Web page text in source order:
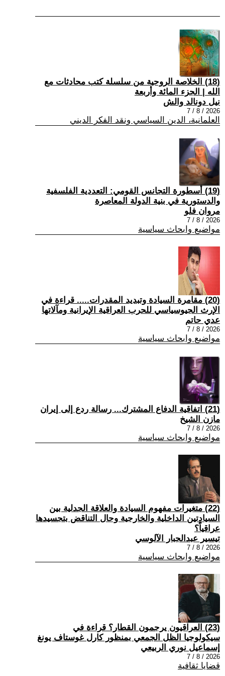
(18) الخلاصة الروحية من سلسلة كتب محادثات مع
الله | الجزء المائة وأربعة
نيل دونالد والش
2026 / 8 / 7
العلمانية، الدين السياسي ونقد الفكر الديني
(19) أسطورة التجانس القومي: التعددية الفلسفية
والدستورية في بنية الدولة المعاصرة
مروان فلو
2026 / 8 / 7
مواضيع وابحاث سياسية
(20) مقامرة السيادة وتبديد المقدرات..... قراءة في
الإرث الجيوسياسي للحرب العراقية الإيرانية ومآلاتها
عدي حاتم
2026 / 8 / 7
مواضيع وابحاث سياسية
(21) اتفاقية الدفاع المشترك... رسالة ردع إلى إيران
مازن الشيخ
2026 / 8 / 7
مواضيع وابحاث سياسية
(22) متغيرات مفهوم السيادة والعلاقة الجدلية بين
السيادتين الداخلية والخارجية وحال التناقض بتجسيدها
عراقياً؟
تيسير عبدالجبار الآلوسي
2026 / 8 / 7
مواضيع وابحاث سياسية
(23) العراقيون يرجمون القطار؟ قراءة في
سيكولوجيا الظل الجمعي بمنظور كارل غوستاف يونغ
إسماعيل نوري الربيعي
2026 / 8 / 7
قضايا ثقافية